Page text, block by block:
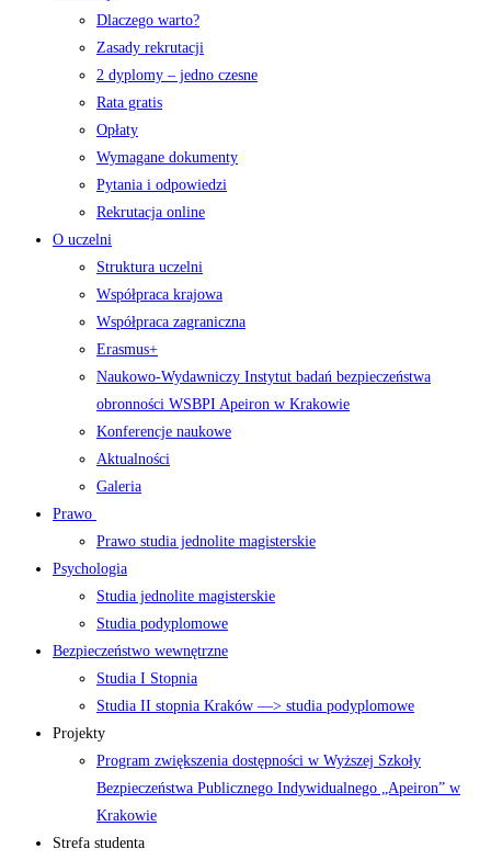
Dlaczego warto?
Zasady rekrutacji
2 dyplomy – jedno czesne
Rata gratis
Opłaty
Wymagane dokumenty
Pytania i odpowiedzi
Rekrutacja online
O uczelni
Struktura uczelni
Współpraca krajowa
Współpraca zagraniczna
Erasmus+
Naukowo-Wydawniczy Instytut badań bezpieczeństwa
obronności WSBPI Apeiron w Krakowie
Konferencje naukowe
Aktualności
Galeria
Prawo
Prawo studia jednolite magisterskie
Psychologia
Studia jednolite magisterskie
Studia podyplomowe
Bezpieczeństwo wewnętrzne
Studia I Stopnia
Studia II stopnia Kraków —> studia podyplomowe
Projekty
Program zwiększenia dostępności w Wyższej Szkoły
Bezpieczeństwa Publicznego Indywidualnego „Apeiron” w
Krakowie
Strefa studenta